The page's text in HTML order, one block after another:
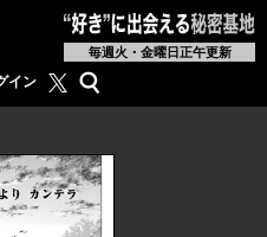
毎週火・金曜日正午更新
イン 月マガ基地公式X
検索